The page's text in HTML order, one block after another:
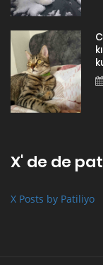
X' de de
X Posts by Patiliyo